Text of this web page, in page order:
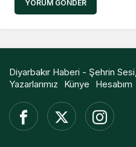
YORUM GÖNDER
Diyarbakır Haberi - Şehrin
Yazarlarımız
Künye Hesabım